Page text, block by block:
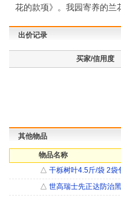
花的款项》。我园寄养的兰
出价记录
买家/信用度
其他物品
物品名称
△ 干栎树叶4.5斤/袋 2袋
△ 世高瑞士先正达防治